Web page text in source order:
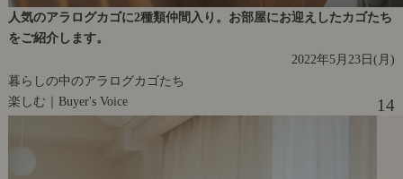
人気のアラログカゴに2種類仲間入り。お部屋にお迎えしたカゴたち
をご紹介します。
2022年5月23日(月)
暮らしの中のアラログカゴたち
楽しむ｜Buyer's Voice
14